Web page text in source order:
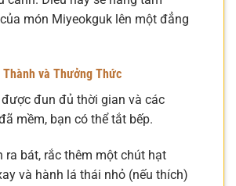
món Miyeokguk lên một đẳng
Thành và Thưởng Thức
đun đủ thời gian và các
mềm, bạn có thể tắt bếp.
ra bát, rắc thêm một chút hạt
và hành lá thái nhỏ (nếu thích)